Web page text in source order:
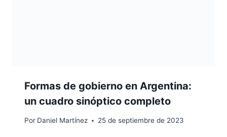
Formas de gobierno en Argentina:
un cuadro sinóptico completo
Por Daniel Martínez 25 de septiembre de 2023